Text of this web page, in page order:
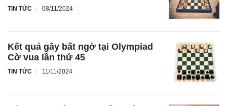
TIN TỨC 08/11/2024
Kết quả gây bất ngờ tại Olympiad
Cờ vua lần thứ 45
TIN TỨC 11/11/2024